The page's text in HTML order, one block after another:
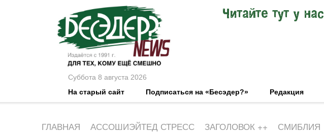
Суббота 8 августа 2026
Читайте тут у нас
На старый сайт Подписаться на «Бесэдер?» Редакция
ГЛАВНАЯ АССОШИЭЙТЕД СТРЕСС ЗАГОЛОВОК ++ СМИБЛИЯ